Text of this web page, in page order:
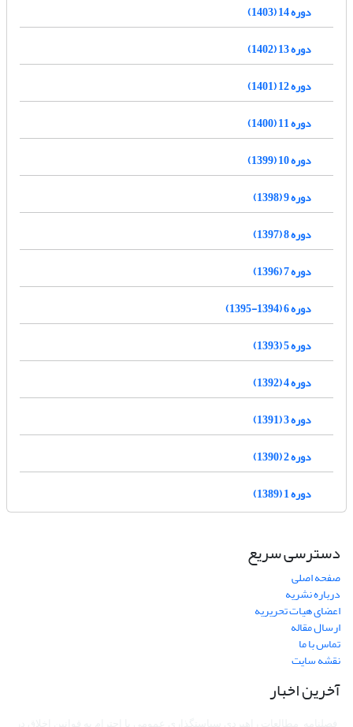
دوره 14 (1403)
دوره 13 (1402)
دوره 12 (1401)
دوره 11 (1400)
دوره 10 (1399)
دوره 9 (1398)
دوره 8 (1397)
دوره 7 (1396)
دوره 6 (1394-1395)
دوره 5 (1393)
دوره 4 (1392)
دوره 3 (1391)
دوره 2 (1390)
دوره 1 (1389)
دسترسی سریع
صفحه اصلی
درباره نشریه
اعضای هیات تحریریه
ارسال مقاله
تماس با ما
نقشه سایت
آخرین اخبار